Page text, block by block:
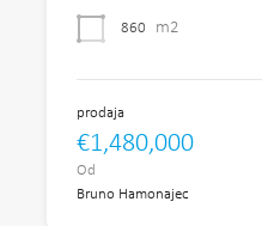
860 m2
prodaja
€1,480,000
Od
Bruno Hamonajec